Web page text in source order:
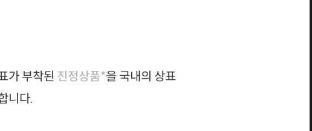
가 부착된 진정상품*을 국내의 상표
니다.